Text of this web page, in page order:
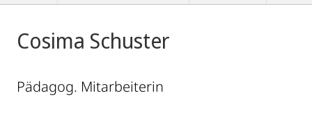
Cosima Schuster
Pädagog. Mitarbeiterin